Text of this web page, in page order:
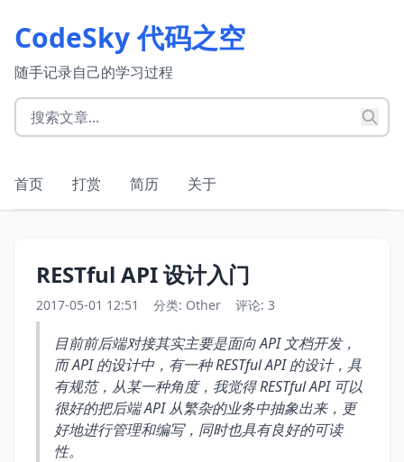
CodeSky 代码之空
随手记录自己的学习过程
首页 打赏 简历 关于
RESTful API 设计入门
2017-05-01 12:51 分类: Other 评论: 3
目前前后端对接其实主要是面向 API 文档开发，
而 API 的设计中，有一种 RESTful API 的设计，具
有规范，从某一种角度，我觉得 RESTful API 可以
很好的把后端 API 从繁杂的业务中抽象出来，更
好地进行管理和编写，同时也具有良好的可读
性。